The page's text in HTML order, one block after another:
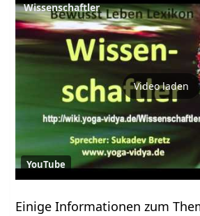
Wissenschaftler‏‎
Video laden
YouTube
Einige Informationen zum